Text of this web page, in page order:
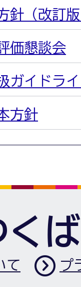
針（改訂
価懇談会
ガイドラ
方針
く
て プ